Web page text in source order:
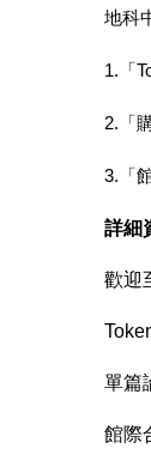
地科
1. 「
2. 「
3. 「
詳細
歡迎
單篇
館際